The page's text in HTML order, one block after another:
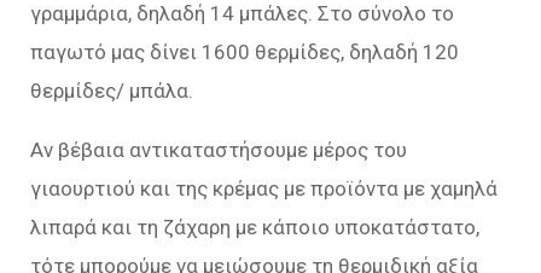
γραμμάρια, δηλαδή 14 μπάλες. Στο σύνολο το
παγωτό μας δίνει 1600 θερμίδες, δηλαδή 120
θερμίδες/ μπάλα.
Αν βέβαια αντικαταστήσουμε μέρος του
γιαουρτιού και της κρέμας με προϊόντα με χαμηλά
λιπαρά και τη ζάχαρη με κάποιο υποκατάστατο,
τότε μπορούμε να μειώσουμε τη θερμιδική αξία